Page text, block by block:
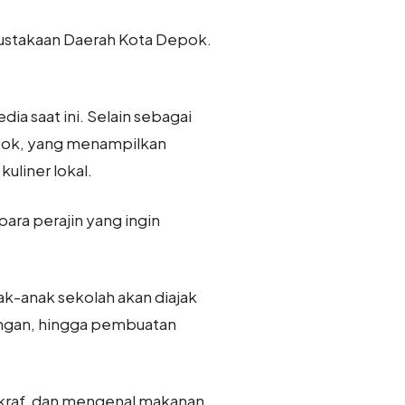
Daerah Kota Depok.
saat ini. Selain sebagai
yang menampilkan
lokal.
perajin yang ingin
anak sekolah akan diajak
hingga pembuatan
dan mengenal makanan